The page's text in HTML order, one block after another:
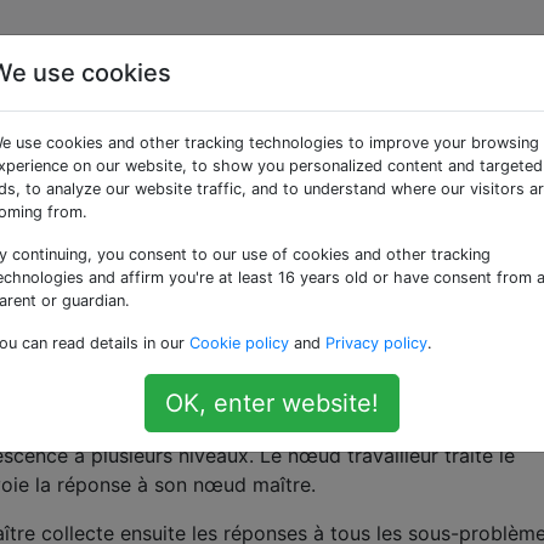
de MapReduce?
a été salué comme une révolution de la programmation
[1]
prend les entrées, les divise en sous-problèmes plus
Un nœud travailleur peut effectuer cette opération à
à plusieurs niveaux. Le nœud travailleur traite le
la réponse à son nœud maître.
collecte ensuite les réponses à tous les sous-
use cookies
use cookies and other tracking technologies to improve your browsing
on our website, to show you personalized content and targeted
to analyze our website traffic, and to understand where our visitors
from.
continuing, you consent to our use of cookies and other tracking
and affirm you're at least 16 years old or have consent from a
or guardian.
can read details in our Cookie policy and Privacy policy.
OK, enter website!